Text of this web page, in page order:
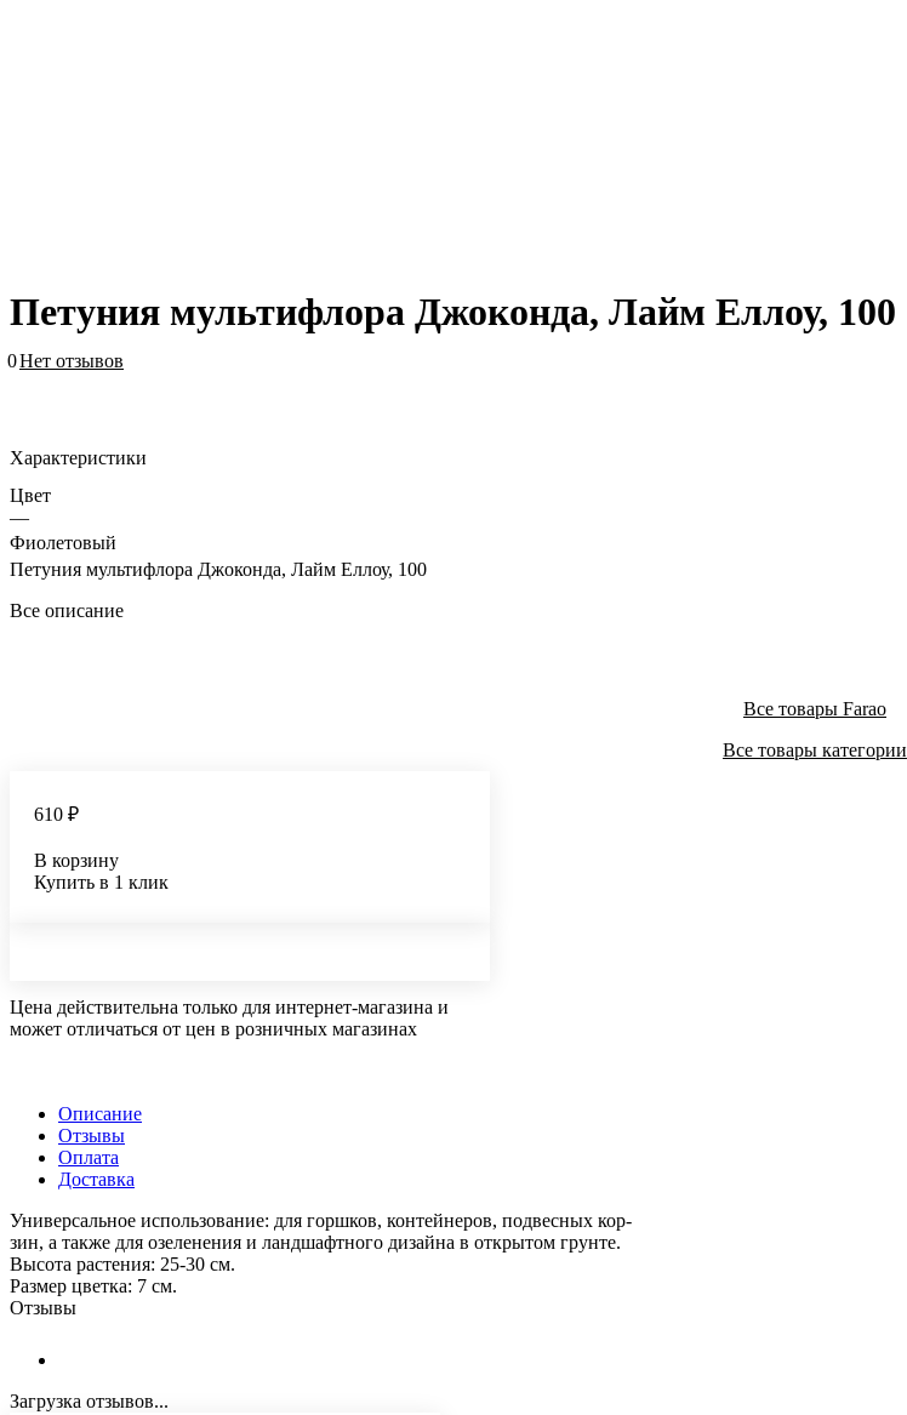
Петуния мультифлора Джоконда, Лайм Еллоу, 100
0Нет отзывов
Характеристики
Цвет
—
Фиолетовый
Петуния мультифлора Джоконда, Лайм Еллоу, 100
Все описание
Все товары Farao
Все товары категории
610 ₽
В корзину
Купить в 1 клик
Цена действительна только для интернет-магазина и
может отличаться от цен в розничных магазинах
Описание
Отзывы
Оплата
Доставка
Универсальное использование: для горшков, контейнеров, подвесных кор-
зин, а также для озеленения и ландшафтного дизайна в открытом грунте.
Высота растения: 25-30 см.
Размер цветка: 7 см.
Отзывы
Загрузка отзывов...